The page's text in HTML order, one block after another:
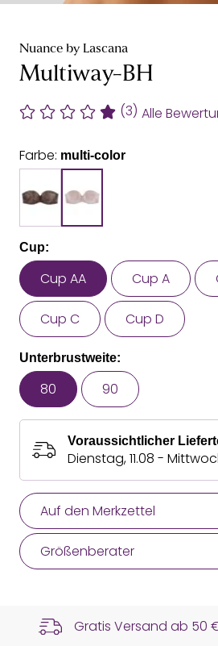
Nuance by Lascana
Multiway-BH
(3) Alle
Farbe: multi-color
Cup:
Cup AA Cup A
Cup C Cup D
Unterbrustweite:
80 90
Voraussichtlicher
Dienstag, 11.08 -
Auf den Merkzettel
Größenberater
Gratis Versand ab 50